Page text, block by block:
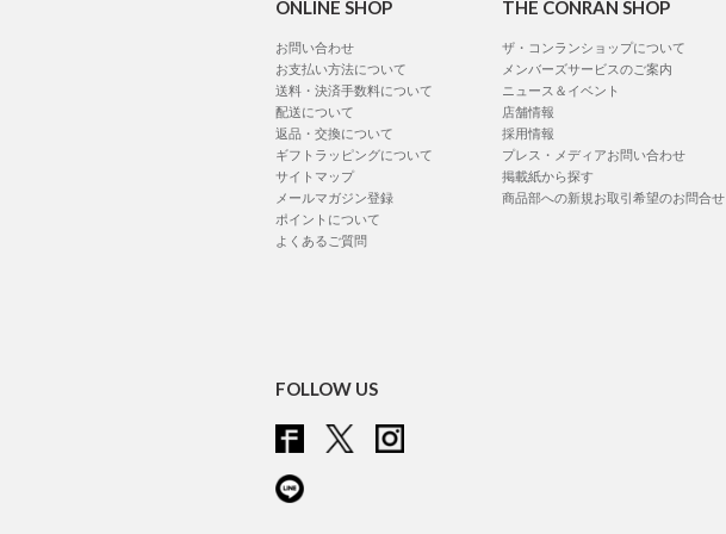
ONLINE SHOP
お問い合わせ
お支払い方法について
送料・決済手数料について
配送について
返品・交換について
ギフトラッピングについて
サイトマップ
メールマガジン登録
ポイントについて
よくあるご質問
THE CONRAN SHOP
ザ・コンランショップについて
メンバーズサービスのご案内
ニュース＆イベント
店舗情報
採用情報
プレス・メディアお問い合わせ
掲載紙から探す
商品部への新規お取引希望のお問合せ
FOLLOW US